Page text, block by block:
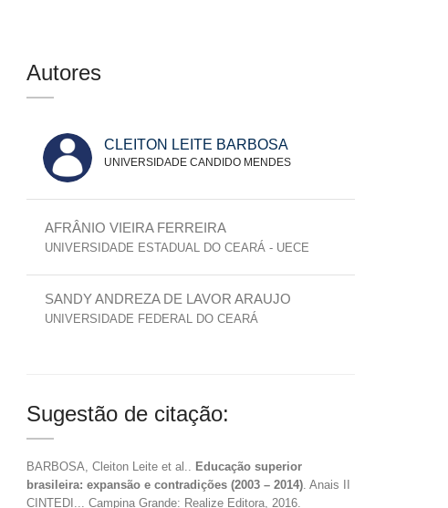
Autores
CLEITON LEITE BARBOSA
UNIVERSIDADE CANDIDO MENDES
AFRÂNIO VIEIRA FERREIRA
UNIVERSIDADE ESTADUAL DO CEARÁ - UECE
SANDY ANDREZA DE LAVOR ARAUJO
UNIVERSIDADE FEDERAL DO CEARÁ
Sugestão de citação:
BARBOSA, Cleiton Leite et al.. Educação superior
brasileira: expansão e contradições (2003 – 2014). Anais II
CINTEDI... Campina Grande: Realize Editora, 2016.